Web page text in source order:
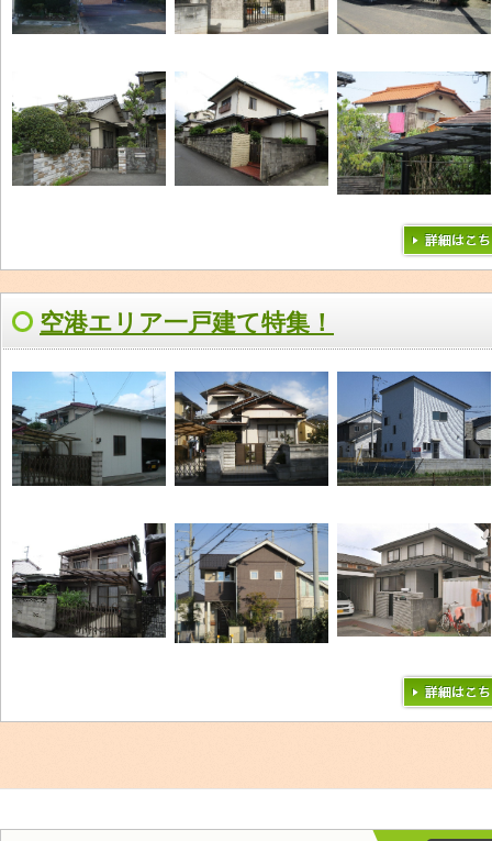
空港エリア一戸建て特集！